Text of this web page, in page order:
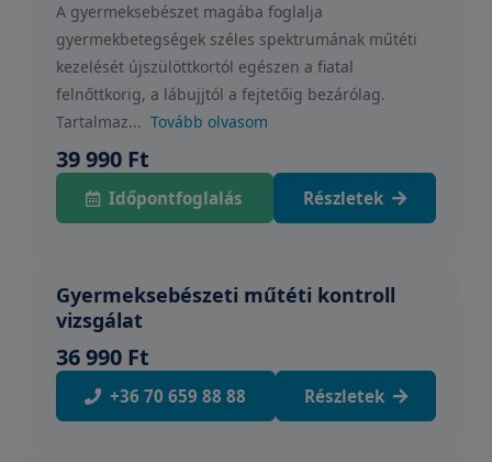
A gyermeksebészet magába foglalja
gyermekbetegségek széles spektrumának műtéti
kezelését újszülöttkortól egészen a fiatal
felnőttkorig, a lábujjtól a fejtetőig bezárólag.
Tartalmaz... Tovább olvasom
39 990 Ft
Időpontfoglalás Részletek
Gyermeksebészeti műtéti kontroll
vizsgálat
36 990 Ft
+36 70 659 88 88 Részletek